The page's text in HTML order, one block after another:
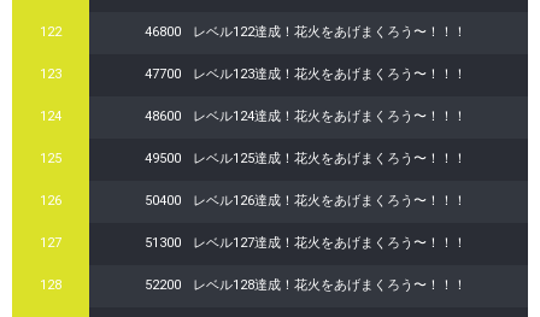
122 46800 レベル122達成！花火をあげまくろう〜！！！
123 47700 レベル123達成！花火をあげまくろう〜！！！
124 48600 レベル124達成！花火をあげまくろう〜！！！
125 49500 レベル125達成！花火をあげまくろう〜！！！
126 50400 レベル126達成！花火をあげまくろう〜！！！
127 51300 レベル127達成！花火をあげまくろう〜！！！
128 52200 レベル128達成！花火をあげまくろう〜！！！